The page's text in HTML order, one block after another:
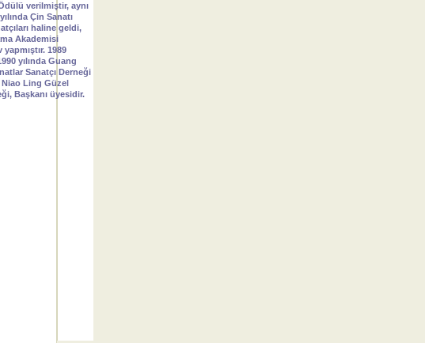
verilmiştir, aynı
Çin Sanatı
haline geldi,
Akademisi
1989
yılında Guang
Sanatçı Derneği
Niao Ling Güzel
Başkanı üyesidir.